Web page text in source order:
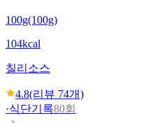
100g(100g)
104kcal
칠리소스
4.8(리뷰 74개)
·식단기록80회